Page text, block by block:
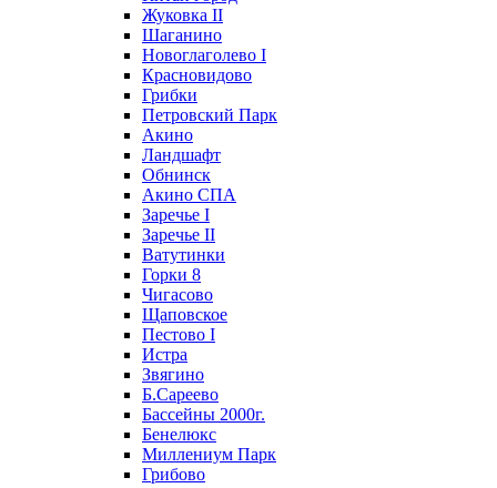
Жуковка II
Шаганино
Новоглаголево I
Красновидово
Грибки
Петровский Парк
Акино
Ландшафт
Обнинск
Акино СПА
Заречье I
Заречье II
Ватутинки
Горки 8
Чигасово
Щаповское
Пестово I
Истра
Звягино
Б.Сареево
Бассейны 2000г.
Бенелюкс
Миллениум Парк
Грибово